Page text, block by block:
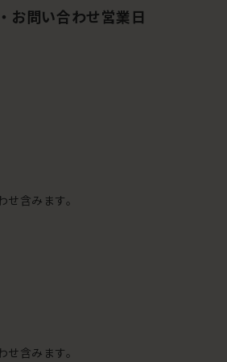
お問い合わせ営業日
含みます。
含みます。